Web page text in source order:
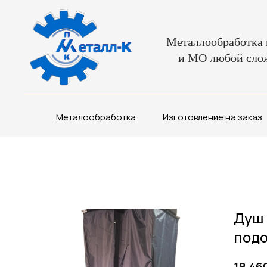
и МО любой
Изготовление на заказ
Металообработка
Душ